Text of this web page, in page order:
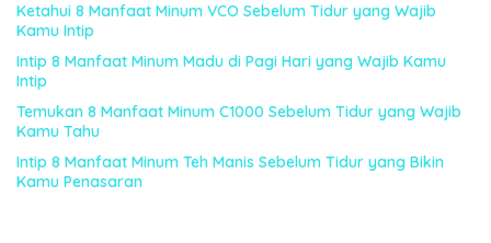
Ketahui 8 Manfaat Minum VCO Sebelum Tidur yang Wajib
Kamu Intip
Intip 8 Manfaat Minum Madu di Pagi Hari yang Wajib Kamu
Intip
Temukan 8 Manfaat Minum C1000 Sebelum Tidur yang Wajib
Kamu Tahu
Intip 8 Manfaat Minum Teh Manis Sebelum Tidur yang Bikin
Kamu Penasaran